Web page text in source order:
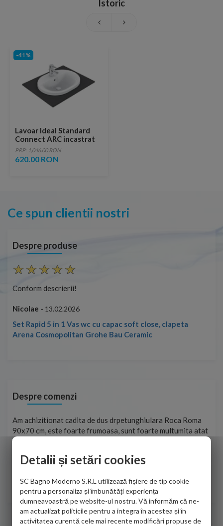
Istoric
-41%
Lavoar Ideal Standard
Connect ARC incastrat
62x46 cm
PRP: 1,046.00 RON
620.00 RON
Ce spun clientii nostri
Despre produse
Conform descrierii!
Nicolae - 13.02.2026
Set Rapid 5 in 1 Vas wc cu capac soft close, clapeta
Arena Cosmopolitan Grohe Bau Ceramic
Despre comenzi
Am achizitionat cadita de dus drpetunghiulara Roca Roma
90x70 cm, este foarte frumoasa, sunt foarte multumita atat
de personalul firmei dvs. cu care am colaborat in obtinerea
adus coletul in siguranta.Numai bine, va doresc!
Sofrone Viviana -28.07.2026
Detalii și setări cookies
SC Bagno Moderno S.R.L utilizează fișiere de tip cookie
pentru a personaliza și îmbunătăți experiența
dumneavoastră pe website-ul nostru. Vă informăm că ne-
am actualizat politicile pentru a integra în acestea și în
activitatea curentă cele mai recente modificări propuse de